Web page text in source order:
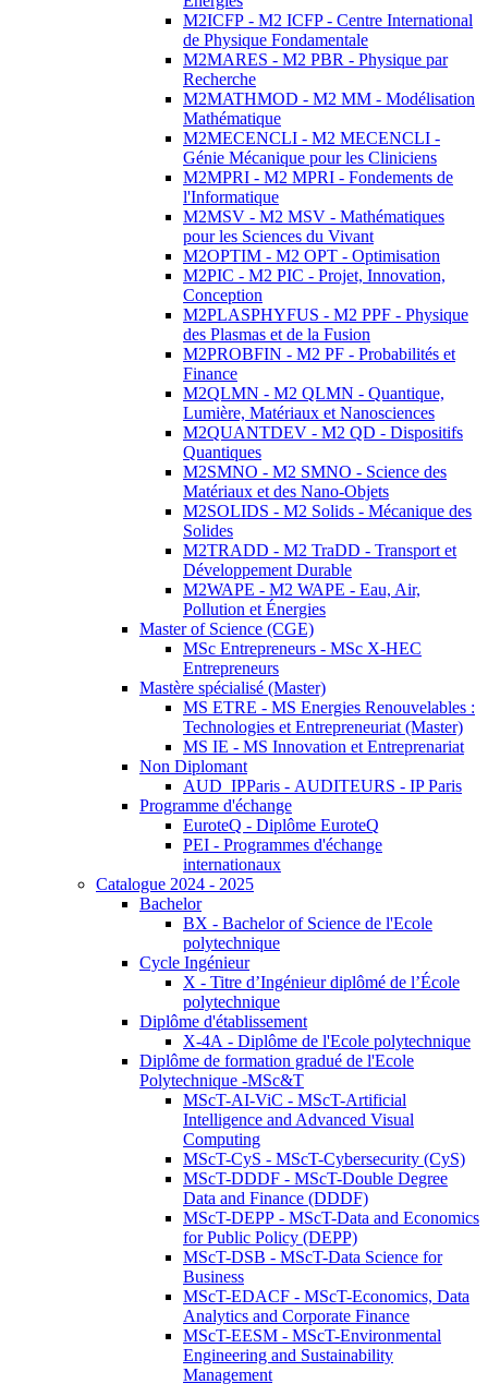
M2ICFP - M2 ICFP - Centre International
de Physique Fondamentale
M2MARES - M2 PBR - Physique par
Recherche
M2MATHMOD - M2 MM - Modélisation
Mathématique
M2MECENCLI - M2 MECENCLI -
Génie Mécanique pour les Cliniciens
M2MPRI - M2 MPRI - Fondements de
l'Informatique
M2MSV - M2 MSV - Mathématiques
pour les Sciences du Vivant
M2OPTIM - M2 OPT - Optimisation
M2PIC - M2 PIC - Projet, Innovation,
Conception
M2PLASPHYFUS - M2 PPF - Physique
des Plasmas et de la Fusion
M2PROBFIN - M2 PF - Probabilités et
Finance
M2QLMN - M2 QLMN - Quantique,
Lumière, Matériaux et Nanosciences
M2QUANTDEV - M2 QD - Dispositifs
Quantiques
M2SMNO - M2 SMNO - Science des
Matériaux et des Nano-Objets
M2SOLIDS - M2 Solids - Mécanique des
Solides
M2TRADD - M2 TraDD - Transport et
Développement Durable
M2WAPE - M2 WAPE - Eau, Air,
Pollution et Énergies
Master of Science (CGE)
MSc Entrepreneurs - MSc X-HEC
Entrepreneurs
Mastère spécialisé (Master)
MS ETRE - MS Energies Renouvelables :
Technologies et Entrepreneuriat (Master)
MS IE - MS Innovation et Entreprenariat
Non Diplomant
AUD_IPParis - AUDITEURS - IP Paris
Programme d'échange
EuroteQ - Diplôme EuroteQ
PEI - Programmes d'échange
internationaux
Catalogue 2024 - 2025
Bachelor
BX - Bachelor of Science de l'Ecole
polytechnique
Cycle Ingénieur
X - Titre d’Ingénieur diplômé de l’École
polytechnique
Diplôme d'établissement
X-4A - Diplôme de l'Ecole polytechnique
Diplôme de formation gradué de l'Ecole
Polytechnique -MSc&T
MScT-AI-ViC - MScT-Artificial
Intelligence and Advanced Visual
Computing
MScT-CyS - MScT-Cybersecurity (CyS)
MScT-DDDF - MScT-Double Degree
Data and Finance (DDDF)
MScT-DEPP - MScT-Data and Economics
for Public Policy (DEPP)
MScT-DSB - MScT-Data Science for
Business
MScT-EDACF - MScT-Economics, Data
Analytics and Corporate Finance
MScT-EESM - MScT-Environmental
Engineering and Sustainability
Management